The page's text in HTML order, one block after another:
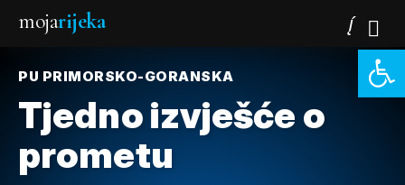
mojarijeka
PU PRIMORSKO-GORANSKA
Tjedno izvješće o
prometu